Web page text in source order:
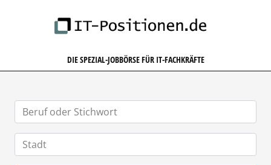
DIE SPEZIAL-JOBBÖRSE FÜR IT-FACHKRÄFTE